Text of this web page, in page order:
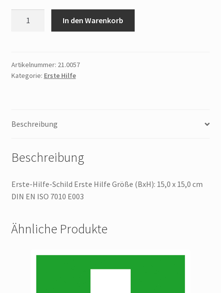
Hilfe
Menge
In den Warenkorb
Artikelnummer: 21.0057
Kategorie: Erste Hilfe
Beschreibung
Beschreibung
Erste-Hilfe-Schild Erste Hilfe Größe (BxH): 15,0 x 15,0 cm
DIN EN ISO 7010 E003
Ähnliche Produkte